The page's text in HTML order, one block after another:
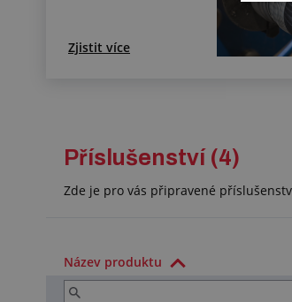
Zjistit více
Příslušenství (4)
Zde je pro vás připravené
Název produktu